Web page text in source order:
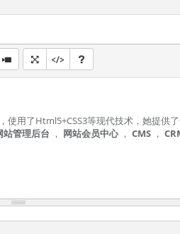
用了Html5+CSS3等现代技术，她提供
站管理后台 ， 网站会员中心 ， CMS ，